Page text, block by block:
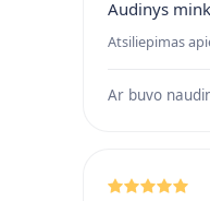
Audinys
Atsiliepimas
Ar buvo